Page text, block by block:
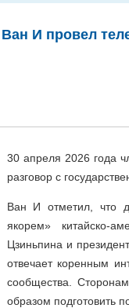
Ван И провел
30 апреля 2026 года
разговор с
Ван И отметил, что
якорем» китайско-
Цзиньпина и
отвечает коренным
сообщества.
образом подготовить